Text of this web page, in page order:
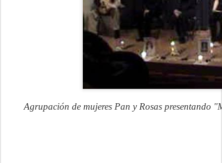
Agrupación de mujeres Pan y Rosas presentando